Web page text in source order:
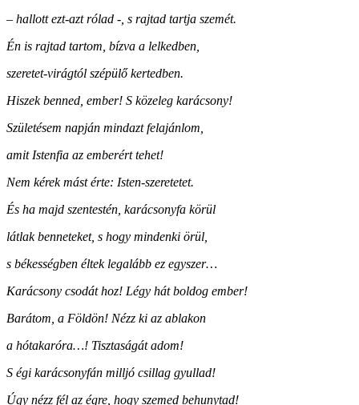
– hallott ezt-azt rólad -, s rajtad tartja szemét.
Én is rajtad tartom, bízva a lelkedben,
szeretet-virágtól szépülő kertedben.
Hiszek benned, ember! S közeleg karácsony!
Születésem napján mindazt felajánlom,
amit Istenfia az emberért tehet!
Nem kérek mást érte: Isten-szeretetet.
És ha majd szentestén, karácsonyfa körül
látlak benneteket, s hogy mindenki örül,
s békességben éltek legalább ez egyszer…
Karácsony csodát hoz! Légy hát boldog ember!
Barátom, a Földön! Nézz ki az ablakon
a hótakaróra…! Tisztaságát adom!
S égi karácsonyfán milljó csillag gyullad!
Úgy nézz fél az égre, hogy szemed behunytad!